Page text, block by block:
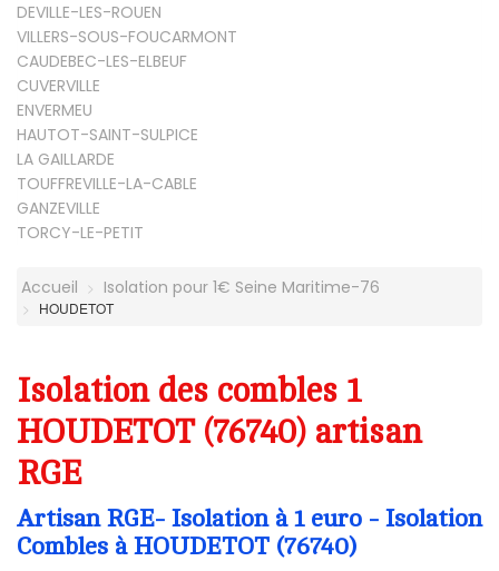
DEVILLE-LES-ROUEN
VILLERS-SOUS-FOUCARMONT
CAUDEBEC-LES-ELBEUF
CUVERVILLE
ENVERMEU
HAUTOT-SAINT-SULPICE
LA GAILLARDE
TOUFFREVILLE-LA-CABLE
GANZEVILLE
TORCY-LE-PETIT
Accueil Isolation pour 1€ Seine Maritime-76
HOUDETOT
Isolation des combles 1
HOUDETOT (76740) artisan
RGE
Artisan RGE- Isolation à 1 euro - Isolation
Combles à HOUDETOT (76740)